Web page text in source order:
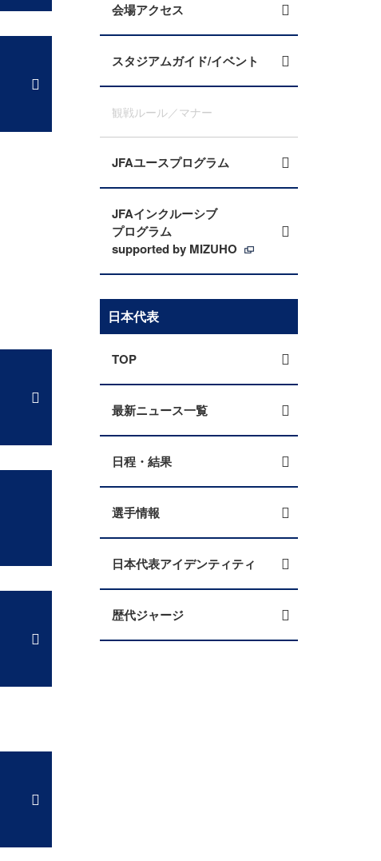
会場アクセス
スタジアムガイド/イベント
観戦ルール／マナー
JFAユースプログラム
JFAインクルーシブ
プログラム
supported by MIZUHO
日本代表
TOP
最新ニュース一覧
日程・結果
選手情報
日本代表アイデンティティ
歴代ジャージ